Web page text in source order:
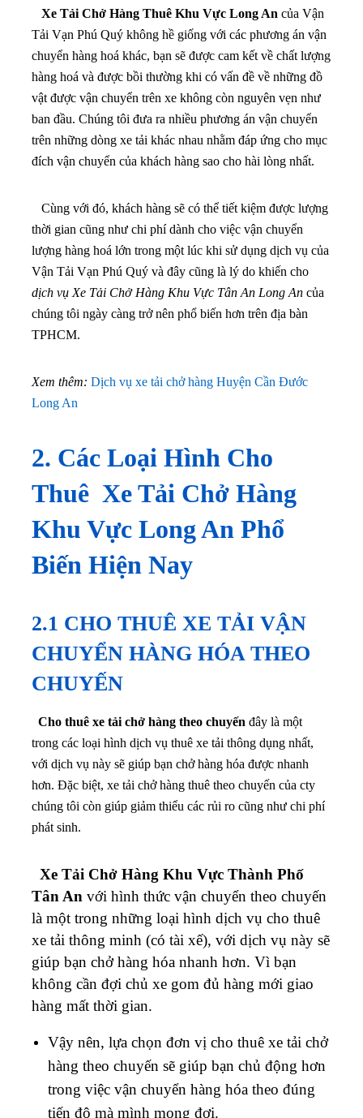
Xe Tải Chở Hàng Thuê Khu Vực Long An của Vận
Tải Vạn Phú Quý không hề giống với các phương án vận
chuyển hàng hoá khác, bạn sẽ được cam kết về chất lượng
hàng hoá và được bồi thường khi có vấn đề về những đồ
vật được vận chuyển trên xe không còn nguyên vẹn như
ban đầu. Chúng tôi đưa ra nhiều phương án vận chuyển
trên những dòng xe tải khác nhau nhằm đáp ứng cho mục
đích vận chuyển của khách hàng sao cho hài lòng nhất.
Cùng với đó, khách hàng sẽ có thể tiết kiệm được lượng
thời gian cũng như chi phí dành cho việc vận chuyển
lượng hàng hoá lớn trong một lúc khi sử dụng dịch vụ của
Vận Tải Vạn Phú Quý và đây cũng là lý do khiến cho
dịch vụ Xe Tải Chở Hàng Khu Vực Tân An Long An của
chúng tôi ngày càng trở nên phổ biến hơn trên địa bàn
TPHCM.
Xem thêm: Dịch vụ xe tải chở hàng Huyện Cần Đước
Long An
2. Các Loại Hình Cho
Thuê Xe Tải Chở Hàng
Khu Vực Long An Phổ
Biến Hiện Nay
2.1 CHO THUÊ XE TẢI VẬN
CHUYỂN HÀNG HÓA THEO
CHUYẾN
Cho thuê xe tải chở hàng theo chuyến đây là một
trong các loại hình dịch vụ thuê xe tải thông dụng nhất,
với dịch vụ này sẽ giúp bạn chở hàng hóa được nhanh
hơn. Đặc biệt, xe tải chở hàng thuê theo chuyến của cty
chúng tôi còn giúp giảm thiểu các rủi ro cũng như chi phí
phát sinh.
Xe Tải Chở Hàng Khu Vực Thành Phố
Tân An với hình thức vận chuyển theo chuyến
là một trong những loại hình dịch vụ cho thuê
xe tải thông minh (có tài xế), với dịch vụ này sẽ
giúp bạn chở hàng hóa nhanh hơn. Vì bạn
không cần đợi chủ xe gom đủ hàng mới giao
hàng mất thời gian.
Vậy nên, lựa chọn đơn vị cho thuê xe tải chở
hàng theo chuyến sẽ giúp bạn chủ động hơn
trong việc vận chuyển hàng hóa theo đúng
tiến độ mà mình mong đợi.